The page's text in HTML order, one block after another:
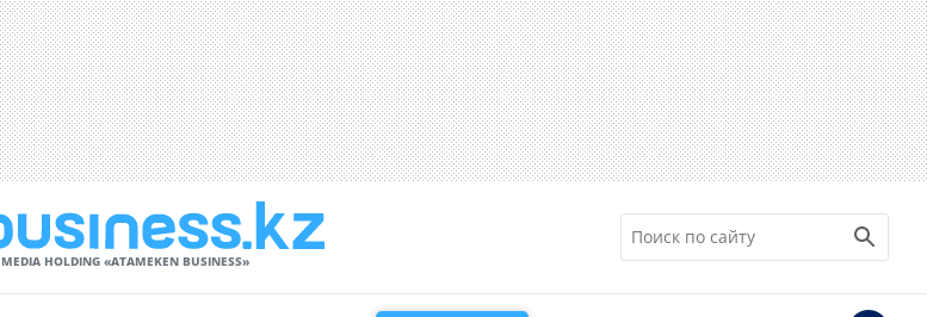
MEDIA HOLDING «ATAMEKЕN BUSINESS»